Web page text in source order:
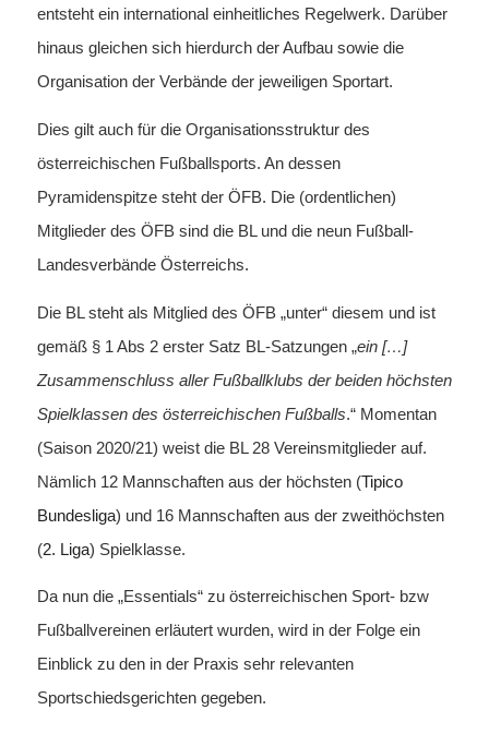
entsteht ein international einheitliches Regelwerk. Darüber
hinaus gleichen sich hierdurch der Aufbau sowie die
Organisation der Verbände der jeweiligen Sportart.
Dies gilt auch für die Organisationsstruktur des
österreichischen Fußballsports. An dessen
Pyramidenspitze steht der ÖFB. Die (ordentlichen)
Mitglieder des ÖFB sind die BL und die neun Fußball-
Landesverbände Österreichs.
Die BL steht als Mitglied des ÖFB „unter“ diesem und ist
gemäß § 1 Abs 2 erster Satz BL-Satzungen „ein […]
Zusammenschluss aller Fußballklubs der beiden höchsten
Spielklassen des österreichischen Fußballs.“ Momentan
(Saison 2020/21) weist die BL 28 Vereinsmitglieder auf.
Nämlich 12 Mannschaften aus der höchsten (Tipico
Bundesliga) und 16 Mannschaften aus der zweithöchsten
(2. Liga) Spielklasse.
Da nun die „Essentials“ zu österreichischen Sport- bzw
Fußballvereinen erläutert wurden, wird in der Folge ein
Einblick zu den in der Praxis sehr relevanten
Sportschiedsgerichten gegeben.